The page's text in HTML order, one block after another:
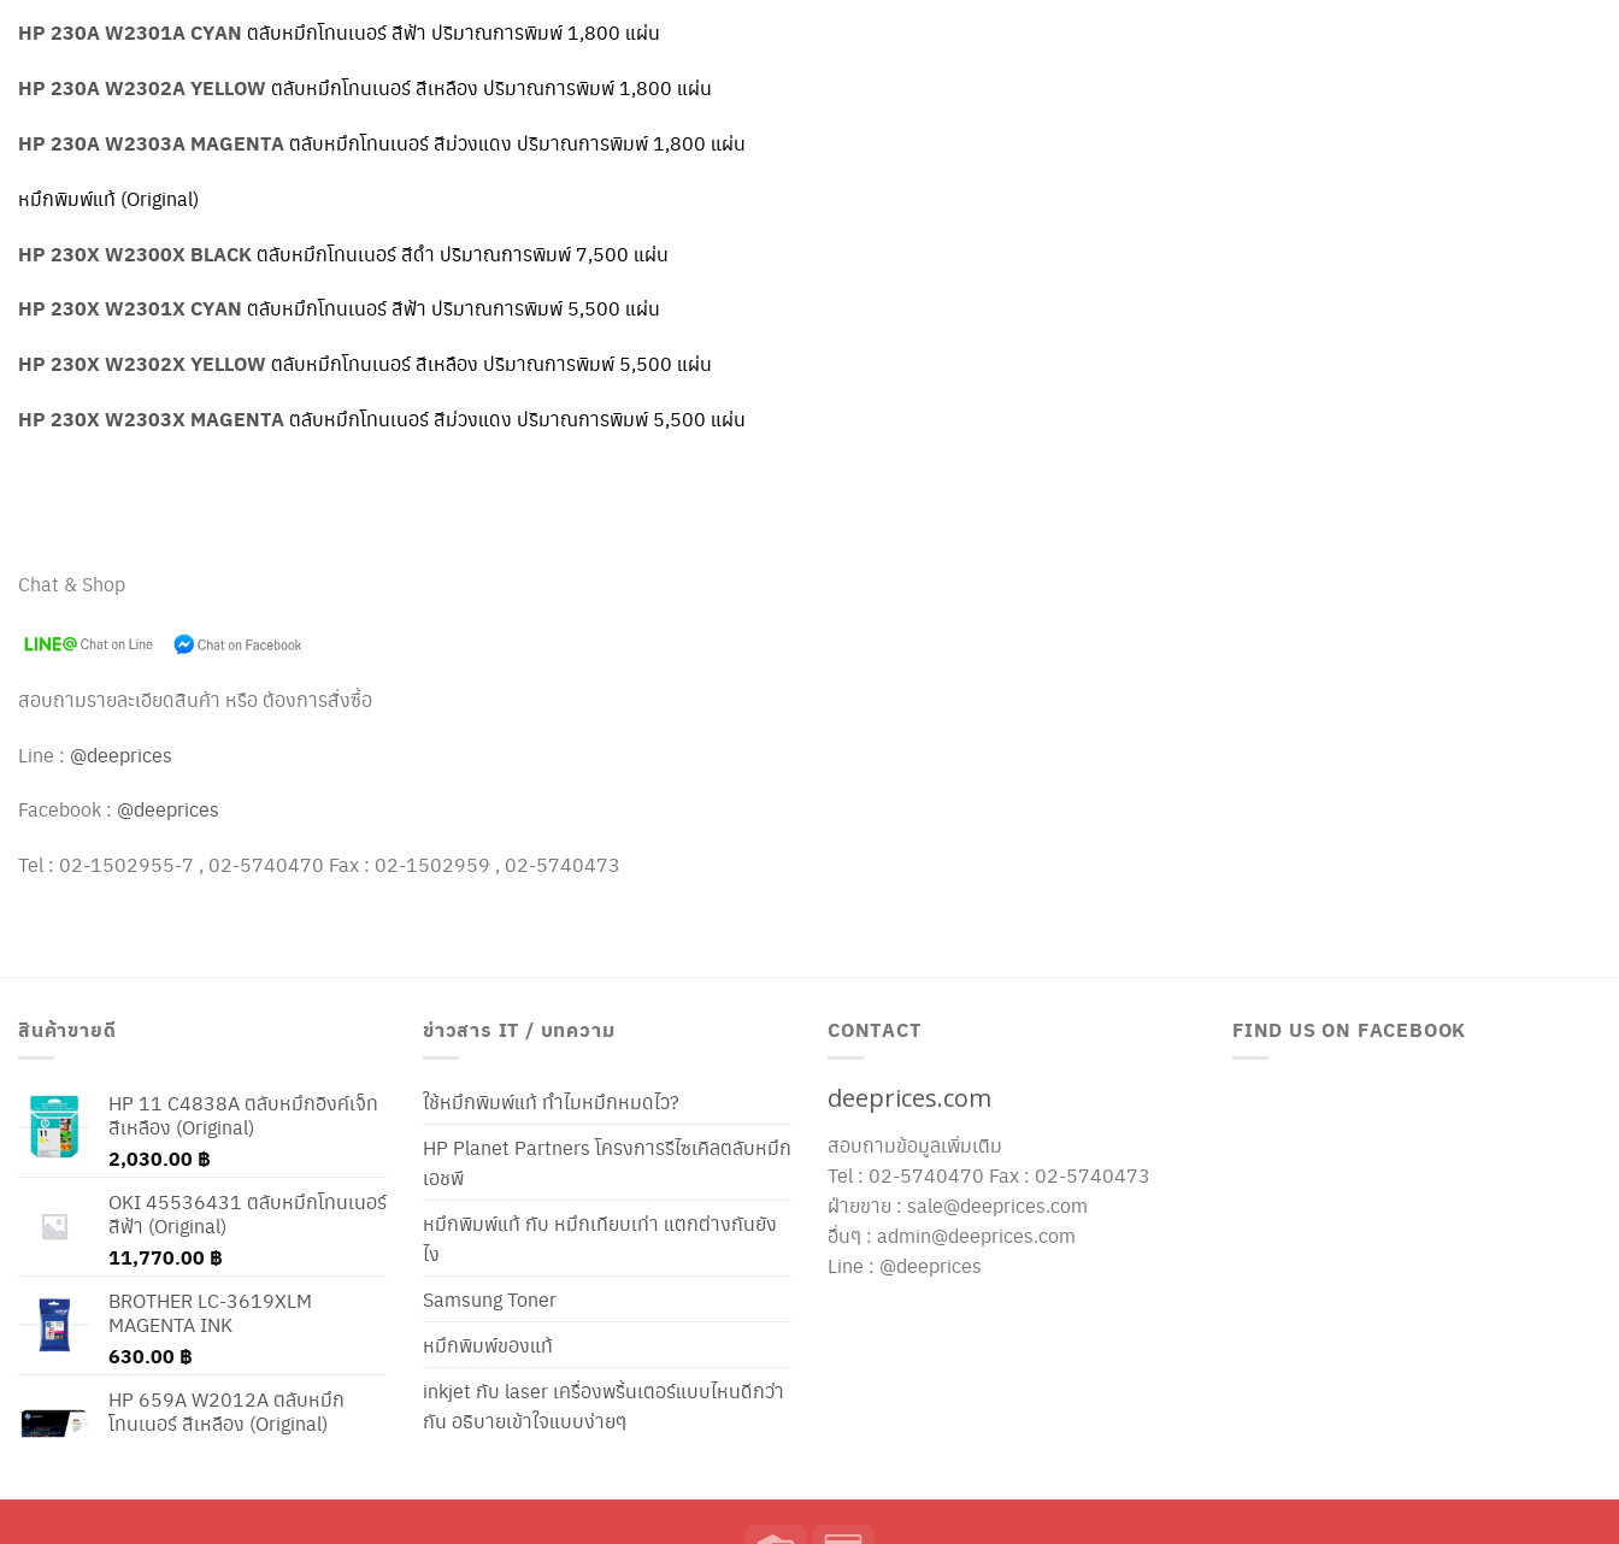
HP 230A W2301A CYAN ตลับหมึกโทนเนอร์ สีฟ้า ปริมาณการพิมพ์ 1,800 แผ่น
HP 230A W2302A YELLOW ตลับหมึกโทนเนอร์ สีเหลือง ปริมาณการพิมพ์ 1,800 แผ่น
HP 230A W2303A MAGENTA ตลับหมึกโทนเนอร์ สีม่วงแดง ปริมาณการพิมพ์ 1,800 แผ่น
หมึกพิมพ์แท้ (Original)
HP 230X W2300X BLACK ตลับหมึกโทนเนอร์ สีดำ ปริมาณการพิมพ์ 7,500 แผ่น
HP 230X W2301X CYAN ตลับหมึกโทนเนอร์ สีฟ้า ปริมาณการพิมพ์ 5,500 แผ่น
HP 230X W2302X YELLOW ตลับหมึกโทนเนอร์ สีเหลือง ปริมาณการพิมพ์ 5,500 แผ่น
HP 230X W2303X MAGENTA ตลับหมึกโทนเนอร์ สีม่วงแดง ปริมาณการพิมพ์ 5,500 แผ่น
Chat & Shop
สอบถามรายละเอียดสินค้า หรือ ต้องการสั่งซื้อ
Line : @deeprices
Facebook : @deeprices
Tel : 02-1502955-7 , 02-5740470 Fax : 02-1502959 , 02-5740473
สินค้าขายดี
HP 11 C4838A ตลับหมึกอิงค์เจ็ท
สีเหลือง (Original)
2,030.00 ฿
OKI 45536431 ตลับหมึกโทนเนอร์
สีฟ้า (Original)
11,770.00 ฿
BROTHER LC-3619XLM
MAGENTA INK
630.00 ฿
HP 659A W2012A ตลับหมึก
โทนเนอร์ สีเหลือง (Original)
ข่าวสาร IT / บทความ
ใช้หมึกพิมพ์แท้ ทำไมหมึกหมดไว?
HP Planet Partners โครงการรีไซเคิลตลับหมึก
เอชพี
หมึกพิมพ์แท้ กับ หมึกเทียบเท่า แตกต่างกันยัง
ไง
Samsung Toner
หมึกพิมพ์ของแท้
inkjet กับ laser เครื่องพริ้นเตอร์แบบไหนดีกว่า
กัน อธิบายเข้าใจแบบง่ายๆ
CONTACT
deeprices.com
สอบถามข้อมูลเพิ่มเติม
Tel : 02-5740470 Fax : 02-5740473
ฝ่ายขาย : sale@deeprices.com
อื่นๆ : admin@deeprices.com
Line : @deeprices
FIND US ON FACEBOOK